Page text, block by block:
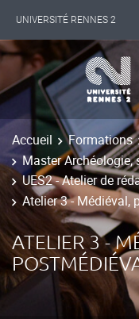
UNIVERSITÉ RENNES 2
INTERNATIONAL
LES NOUVELLES DE
Accueil Formations
Master Archéologie,
UES2 - Atelier de
Atelier 3 - Médiéval,
ATELIER 3 -